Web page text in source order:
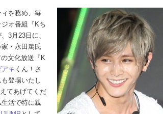
を務め、毎
オ番組『Kち
3月23日に、
・永田篤氏
文化放送『K
アキ くん！さ
登場いたし
てあげてくだ
活で特に親